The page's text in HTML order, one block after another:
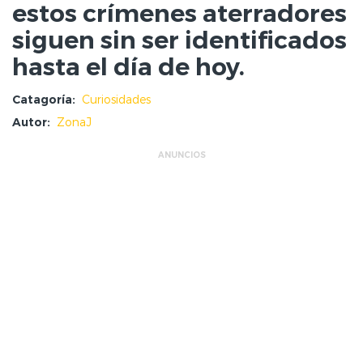
estos crímenes aterradores
siguen sin ser identificados
hasta el día de hoy.
Catagoría: Curiosidades
Autor: ZonaJ
ANUNCIOS